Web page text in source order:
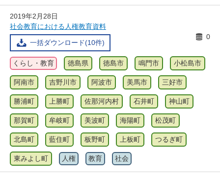
2019年2月28日
社会教育における人権教育資料
一括ダウンロード(10件)
0
くらし・教育 徳島県 徳島市 鳴門市 小松島市
阿南市 吉野川市 阿波市 美馬市 三好市
勝浦町 上勝町 佐那河内村 石井町 神山町
那賀町 牟岐町 美波町 海陽町 松茂町
北島町 藍住町 板野町 上板町 つるぎ町
東みよし町 人権 教育 社会